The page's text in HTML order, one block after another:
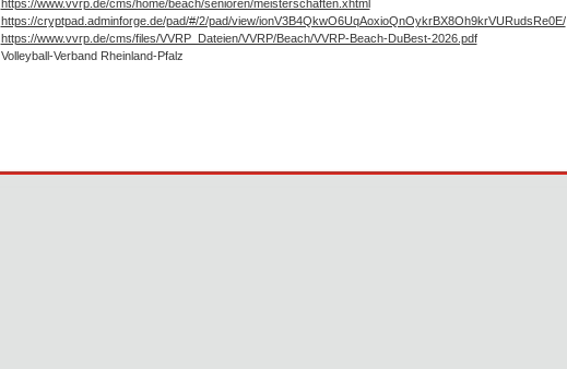
https://www.vvrp.de/cms/home/beach/senioren/meisterschaften.xhtml
https://cryptpad.adminforge.de/pad/#/2/pad/view/ionV3B4QkwO6UqAoxioQnOykrBX8Oh9krVURudsRe0E/
https://www.vvrp.de/cms/files/VVRP_Dateien/VVRP/Beach/VVRP-Beach-DuBest-2026.pdf
Volleyball-Verband Rheinland-Pfalz